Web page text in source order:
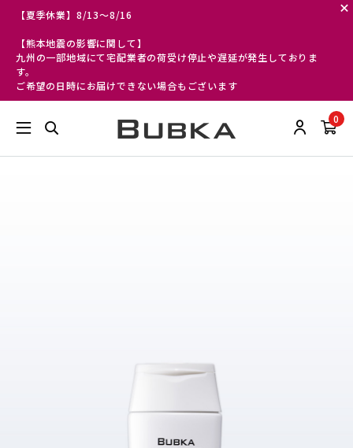
【夏季休業】8/13～8/16
【熊本地震の影響に関して】
九州の一部地域にて宅配業者の荷受け停止や遅延が発生しておりま
す。
ご希望の日時にお届けできない場合もございます
0